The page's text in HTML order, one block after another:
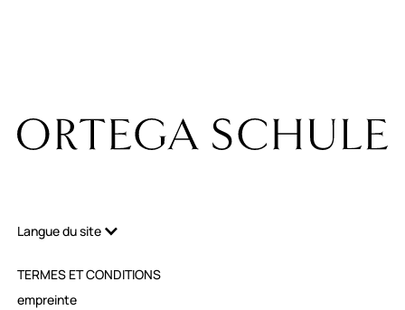
TERMES ET CONDITIONS
empreinte
Langue du site